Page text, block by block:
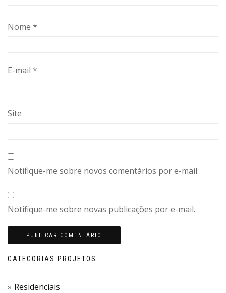
Nome *
E-mail *
Site
Notifique-me sobre novos comentários por e-mail.
Notifique-me sobre novas publicações por e-mail.
CATEGORIAS PROJETOS
Residenciais